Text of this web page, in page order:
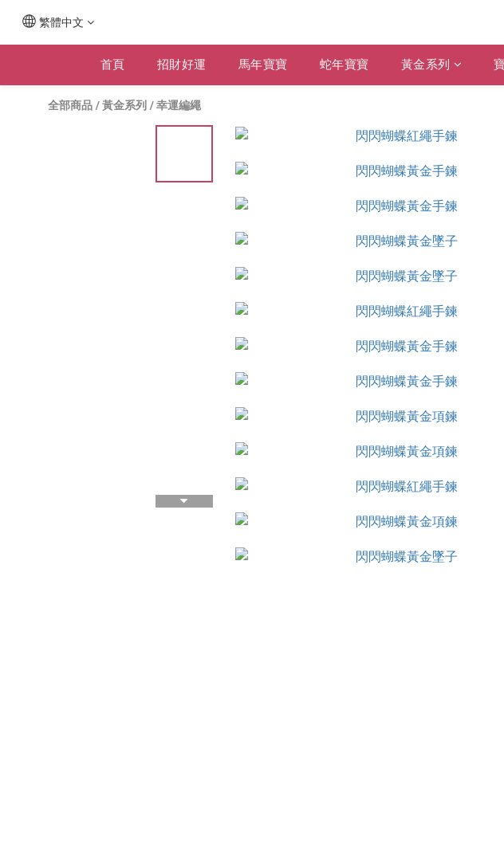
繁體中文
首頁 招財好運 馬年寶寶 蛇年寶寶 黃金系列
全部商品 /黃金系列 /幸運編繩